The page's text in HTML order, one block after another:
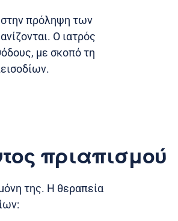
στην πρόληψη των
Ο ιατρός
με σκοπό τη
πριαπισμού
της. Η θεραπεία